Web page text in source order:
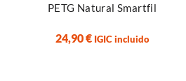
PETG Natural Smartfil
24,90€ IGIC incluido